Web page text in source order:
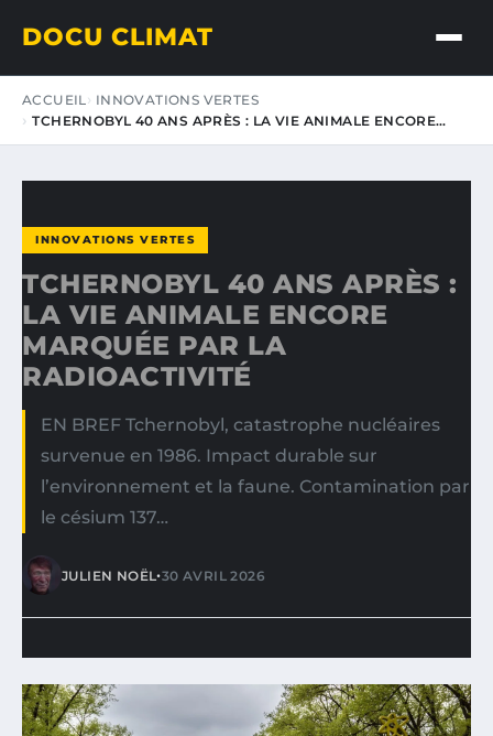
DOCU CLIMAT
ACCUEIL
INNOVATIONS VERTES
TCHERNOBYL 40 ANS APRÈS : LA VIE ANIMALE ENCORE…
INNOVATIONS VERTES
TCHERNOBYL 40 ANS APRÈS :
LA VIE ANIMALE ENCORE
MARQUÉE PAR LA
RADIOACTIVITÉ
EN BREF Tchernobyl, catastrophe nucléaires
survenue en 1986. Impact durable sur
l’environnement et la faune. Contamination par
le césium 137…
JULIEN NOËL•30 AVRIL 2026